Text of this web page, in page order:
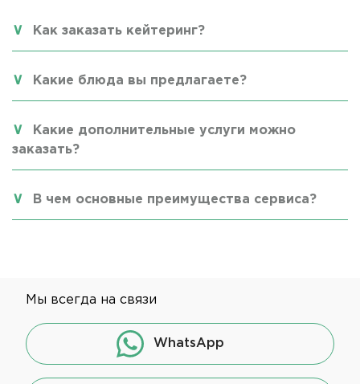
Как заказать кейтеринг?
Какие блюда вы предлагаете?
Какие дополнительные услуги можно
заказать?
В чем основные преимущества сервиса?
Мы всегда на связи
WhatsApp